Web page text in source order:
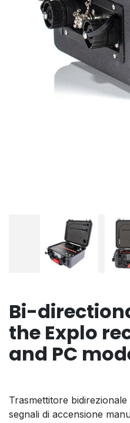
Bi-
the Explo
and PC
Trasmettitore
segnali di accensione